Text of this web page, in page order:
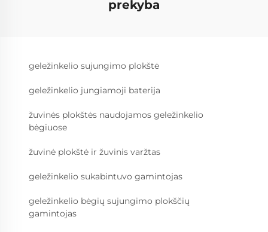
prekyba
geležinkelio sujungimo plokštė
geležinkelio jungiamoji baterija
žuvinės plokštės naudojamos geležinkelio
bėgiuose
žuvinė plokštė ir žuvinis varžtas
geležinkelio sukabintuvo gamintojas
geležinkelio bėgių sujungimo plokščių
gamintojas